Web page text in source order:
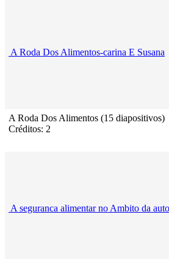
A Roda Dos Alimentos-carina E Susana
A Roda Dos Alimentos (15 diapositivos)
Créditos: 2
A seguranca alimentar no Ambito da